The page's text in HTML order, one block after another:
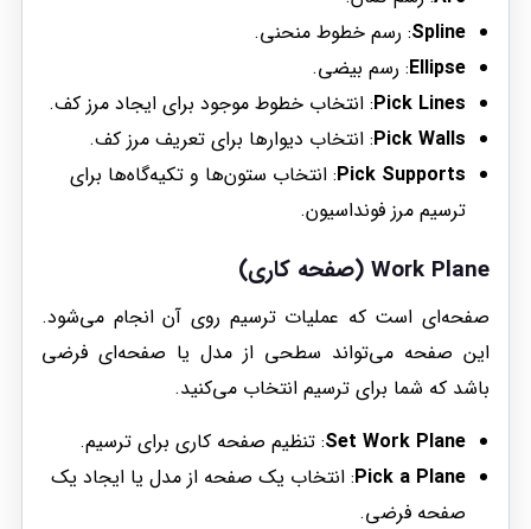
Spline: رسم خطوط منحنی.
Ellipse: رسم بیضی.
Pick Lines: انتخاب خطوط موجود برای ایجاد مرز کف.
Pick Walls: انتخاب دیوارها برای تعریف مرز کف.
Pick Supports: انتخاب ستون‌ها و تکیه‌گاه‌ها برای
ترسیم مرز فونداسیون.
Work Plane (صفحه کاری)
صفحه‌ای است که عملیات ترسیم روی آن انجام می‌شود.
این صفحه می‌تواند سطحی از مدل یا صفحه‌ای فرضی
باشد که شما برای ترسیم انتخاب می‌کنید.
Set Work Plane: تنظیم صفحه کاری برای ترسیم.
Pick a Plane: انتخاب یک صفحه از مدل یا ایجاد یک
صفحه فرضی.